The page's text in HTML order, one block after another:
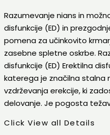
Razumevanje nians in
disfunkcije (ED) in
pomena za učinkovito
zasebne spletne oskrbe.
disfunkcije (ED) Erektilna
katerega je značilna stalna
vzdrževanja erekcije, ki
delovanje. Je pogosta
Click View all Details